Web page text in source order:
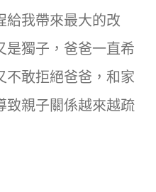
給我帶來最大的改
是獨子，爸爸一直希
不敢拒絕爸爸，和家
致親子關係越來越疏